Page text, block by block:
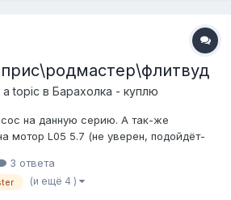
a topic в Барахолка - куплю
на данную серию. А так-же
мотор L05 5.7 (не уверен, подойдёт-
3 ответа
(и ещё 4 )